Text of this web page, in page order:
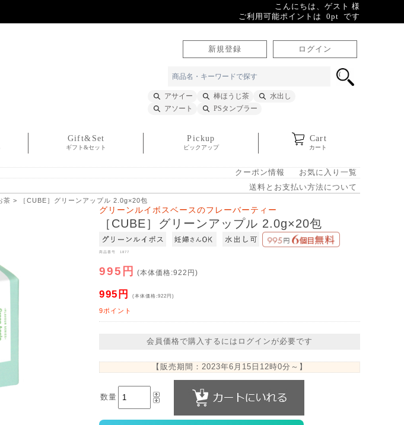
こんにちは、ゲスト 様
ご利用可能ポイントは 0pt です
新規登録 ログイン
アサイー 棒ほうじ茶
水出し
アソート
PSタンブラー
Gift&Set
ギフト&セット
Pickup
ピックアップ
Cart
カート
クーポン情報
お気に入り一覧
送料とお支払い方法について
茶 > ［CUBE］グリーンアップル 2.0g×20包
グリーンルイボスベースのフレーバーティー
［CUBE］グリーンアップル 2.0g×20包
商品番号 1877
995円 (本体価格:922円)
995円 (本体価格:922円)
9ポイント
会員価格で購入するにはログインが必要です
【販売期間： 2023年6月15日12時0分 ～】
数量